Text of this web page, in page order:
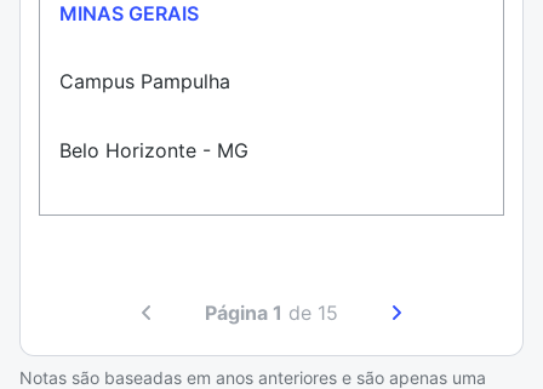
MINAS GERAIS
Campus Pampulha
Belo Horizonte - MG
Página 1 de 15
Notas são baseadas em anos anteriores e são apenas uma